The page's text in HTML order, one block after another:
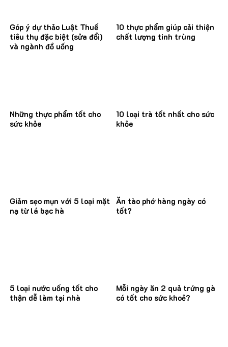
Góp ý dự thảo Luật Thuế
tiêu thụ đặc biệt (sửa đổi)
và ngành đồ uống
10 thực phẩm giúp cải thiện
chất lượng tinh trùng
Những thực phẩm tốt cho
sức khỏe
10 loại trà tốt nhất cho sức
khỏe
Giảm sẹo mụn với 5 loại mặt
nạ từ lá bạc hà
Ăn tào phớ hàng ngày có
tốt?
5 loại nước uống tốt cho
thận dễ làm tại nhà
Mỗi ngày ăn 2 quả trứng gà
có tốt cho sức khoẻ?